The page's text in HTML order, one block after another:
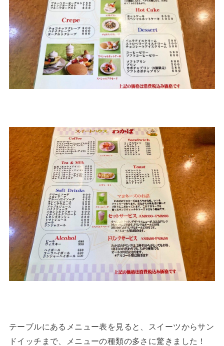
テーブルにあるメニュー表を見ると、スイーツからサン
ドイッチまで、メニューの種類の多さに驚きました！